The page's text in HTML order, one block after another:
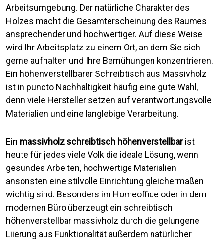
Arbeitsumgebung. Der natürliche Charakter des
Holzes macht die Gesamterscheinung des Raumes
ansprechender und hochwertiger. Auf diese Weise
wird Ihr Arbeitsplatz zu einem Ort, an dem Sie sich
gerne aufhalten und Ihre Bemühungen konzentrieren.
Ein höhenverstellbarer Schreibtisch aus Massivholz
ist in puncto Nachhaltigkeit häufig eine gute Wahl,
denn viele Hersteller setzen auf verantwortungsvolle
Materialien und eine langlebige Verarbeitung.
Ein massivholz schreibtisch höhenverstellbarist
heute für jedes viele Volk die ideale Lösung, wenn
gesundes Arbeiten, hochwertige Materialien
ansonsten eine stilvolle Einrichtung gleichermaßen
wichtig sind. Besonders im Homeoffice oder in dem
modernen Büro überzeugt ein schreibtisch
höhenverstellbar massivholz durch die gelungene
Liierung aus Funktionalität außerdem natürlicher